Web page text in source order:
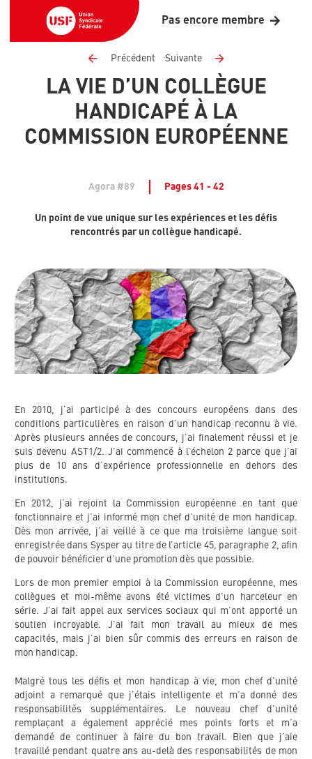
Pas encore membre
Précédent Suivante
LA VIE D’UN COLLÈGUE
HANDICAPÉ À LA
COMMISSION EUROPÉENNE
Agora #89 Pages 41 - 42
Un point de vue unique sur les expériences et les défis
rencontrés par un collègue handicapé.
En 2010, j’ai participé à des concours européens dans des
conditions particulières en raison d’un handicap reconnu à vie.
Après plusieurs années de concours, j’ai finalement réussi et je
suis devenu AST1/2. J’ai commencé à l’échelon 2 parce que j’ai
plus de 10 ans d’expérience professionnelle en dehors des
institutions.
En 2012, j’ai rejoint la Commission européenne en tant que
fonctionnaire et j’ai informé mon chef d’unité de mon handicap.
Dès mon arrivée, j’ai veillé à ce que ma troisième langue soit
enregistrée dans Sysper au titre de l’article 45, paragraphe 2, afin
de pouvoir bénéficier d’une promotion dès que possible.
Lors de mon premier emploi à la Commission européenne, mes
collègues et moi-même avons été victimes d’un harceleur en
série. J’ai fait appel aux services sociaux qui m’ont apporté un
soutien incroyable. J’ai fait mon travail au mieux de mes
capacités, mais j’ai bien sûr commis des erreurs en raison de
mon handicap.
Malgré tous les défis et mon handicap à vie, mon chef d’unité
adjoint a remarqué que j’étais intelligente et m’a donné des
responsabilités supplémentaires. Le nouveau chef d’unité
remplaçant a également apprécié mes points forts et m’a
demandé de continuer à faire du bon travail. Bien que j’aie
travaillé pendant quatre ans au-delà des responsabilités de mon